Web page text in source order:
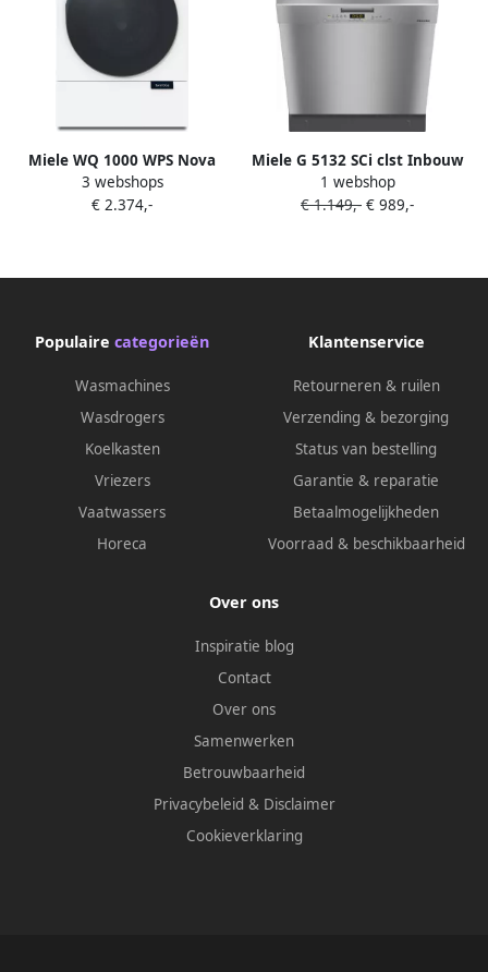
Miele WQ 1000 WPS Nova
Edition | Wasmachines |
Huishouden&Woning
3 webshops
€ 2.374,-
Miele G 5132 SCi clst Inbouw
Half geïntegreerd Nishoogte
80 5 87 cm half
1 webshop
€ 1.149,- € 989,-
Populaire categorieën
Wasmachines
Wasdrogers
Koelkasten
Vriezers
Vaatwassers
Horeca
Klantenservice
Retourneren & ruilen
Verzending & bezorging
Status van bestelling
Garantie & reparatie
Betaalmogelijkheden
Voorraad & beschikbaarheid
Over ons
Inspiratie blog
Contact
Over ons
Samenwerken
Betrouwbaarheid
Privacybeleid & Disclaimer
Cookieverklaring